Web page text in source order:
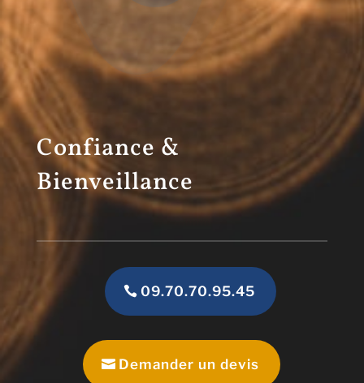
Confiance &
Bienveillance
09.70.70.95.45
Demander un devis